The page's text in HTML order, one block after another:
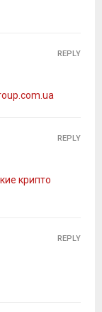
REPLY
крипто
REPLY
REPLY